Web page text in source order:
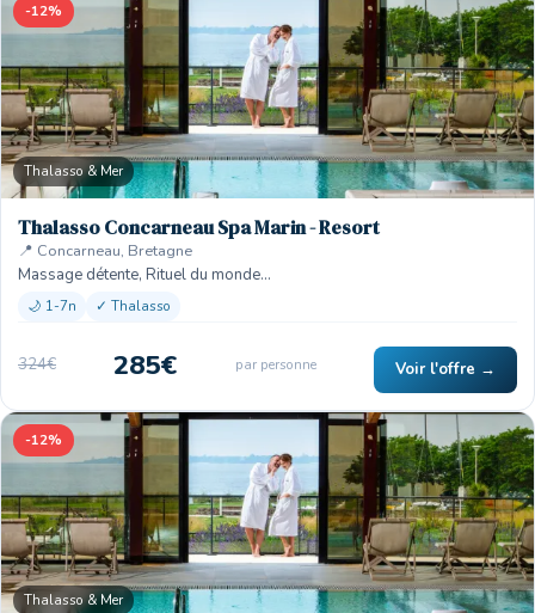
-12%
Thalasso & Mer
Thalasso Concarneau Spa Marin - Resort
📍 Concarneau, Bretagne
Massage détente, Rituel du monde…
🌙 1-7n ✓ Thalasso
324€ 285€ par personne Voir l'offre →
-12%
Thalasso & Mer